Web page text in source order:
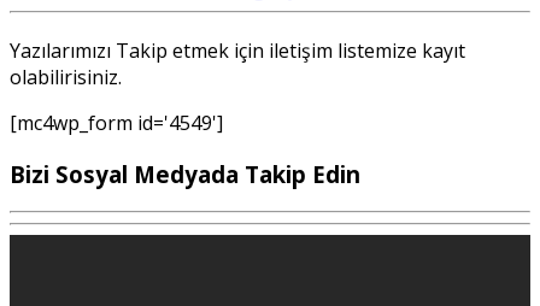
Yazılarımızı Takip etmek için iletişim listemize kayıt
olabilirisiniz.
[mc4wp_form id='4549']
Bizi Sosyal Medyada Takip Edin